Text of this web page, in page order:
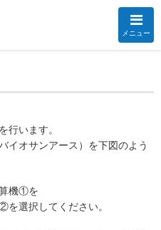
メニュー
行います。
イオサンアース）を下図のよう
機①を
選択してください。